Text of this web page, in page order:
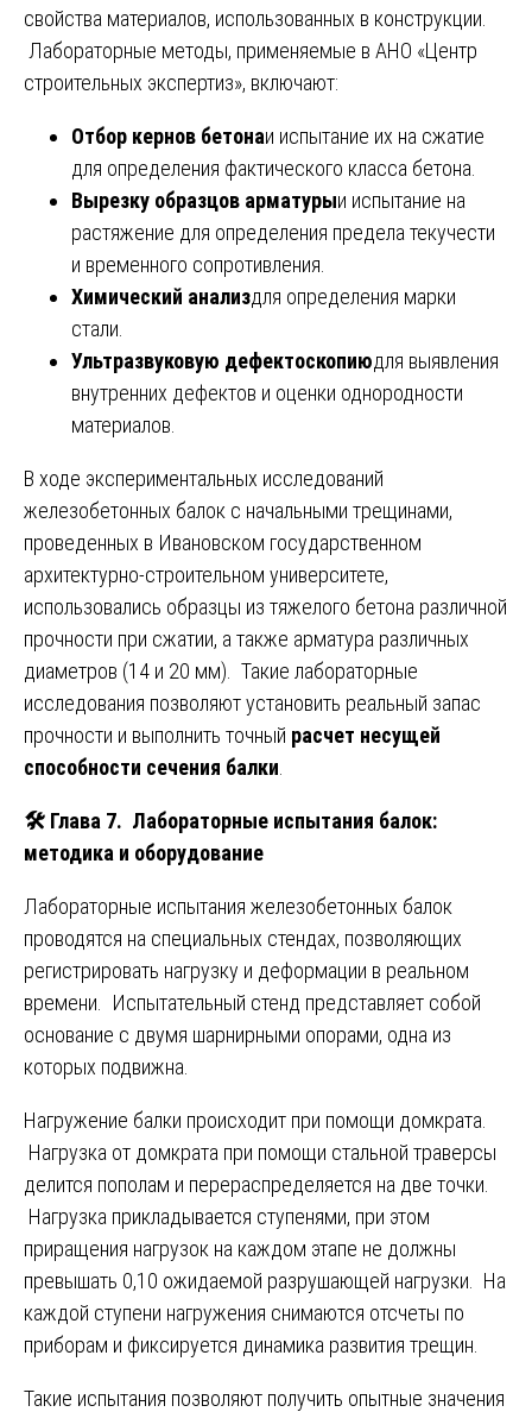
свойства материалов, использованных в конструкции.
Лабораторные методы, применяемые в АНО «Центр
строительных экспертиз», включают:
Отбор кернов бетонаи испытание их на сжатие
для определения фактического класса бетона.
Вырезку образцов арматурыи испытание на
растяжение для определения предела текучести
и временного сопротивления.
Химический анализдля определения марки
стали.
Ультразвуковую дефектоскопиюдля выявления
внутренних дефектов и оценки однородности
материалов.
В ходе экспериментальных исследований
железобетонных балок с начальными трещинами,
проведенных в Ивановском государственном
архитектурно-строительном университете,
использовались образцы из тяжелого бетона различной
прочности при сжатии, а также арматура различных
диаметров (14 и 20 мм). Такие лабораторные
исследования позволяют установить реальный запас
прочности и выполнить точный расчет несущей
способности сечения балки
🛠 ️ Глава 7. Лабораторные испытания балок:
методика и оборудование
Лабораторные испытания железобетонных балок
проводятся на специальных стендах, позволяющих
регистрировать нагрузку и деформации в реальном
времени. Испытательный стенд представляет собой
основание с двумя шарнирными опорами, одна из
которых подвижна.
Нагружение балки происходит при помощи домкрата.
Нагрузка от домкрата при помощи стальной траверсы
делится пополам и перераспределяется на две точки.
Нагрузка прикладывается ступенями, при этом
приращения нагрузок на каждом этапе не должны
превышать 0,10 ожидаемой разрушающей нагрузки. На
каждой ступени нагружения снимаются отсчеты по
приборам и фиксируется динамика развития трещин.
Такие испытания позволяют получить опытные значения